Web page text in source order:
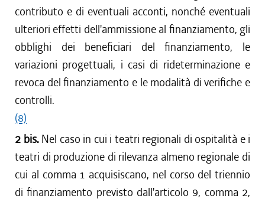
contributo e di eventuali acconti, nonché eventuali
ulteriori effetti dell'ammissione al finanziamento, gli
obblighi dei beneficiari del finanziamento, le
variazioni progettuali, i casi di rideterminazione e
revoca del finanziamento e le modalità di verifiche e
controlli.
(8)
2 bis. Nel caso in cui i teatri regionali di ospitalità e i
teatri di produzione di rilevanza almeno regionale di
cui al comma 1 acquisiscano, nel corso del triennio
di finanziamento previsto dall'articolo 9, comma 2,